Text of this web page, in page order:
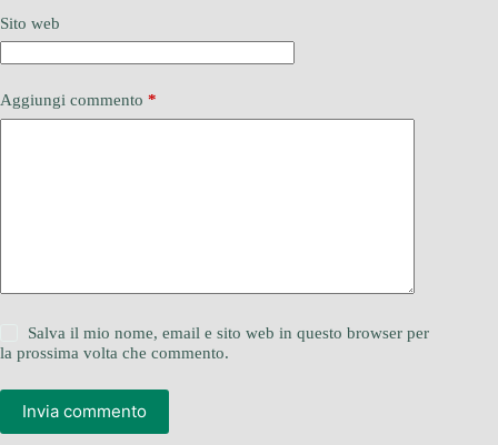
Sito web
Aggiungi commento *
Salva il mio nome, email e sito web in questo browser per
la prossima volta che commento.
Invia commento